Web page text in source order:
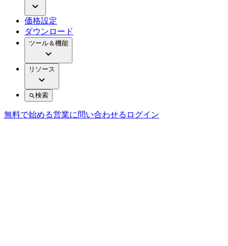
価格設定
ダウンロード
ツール＆機能
リソース
検索
無料で始める営業に問い合わせる ログイン